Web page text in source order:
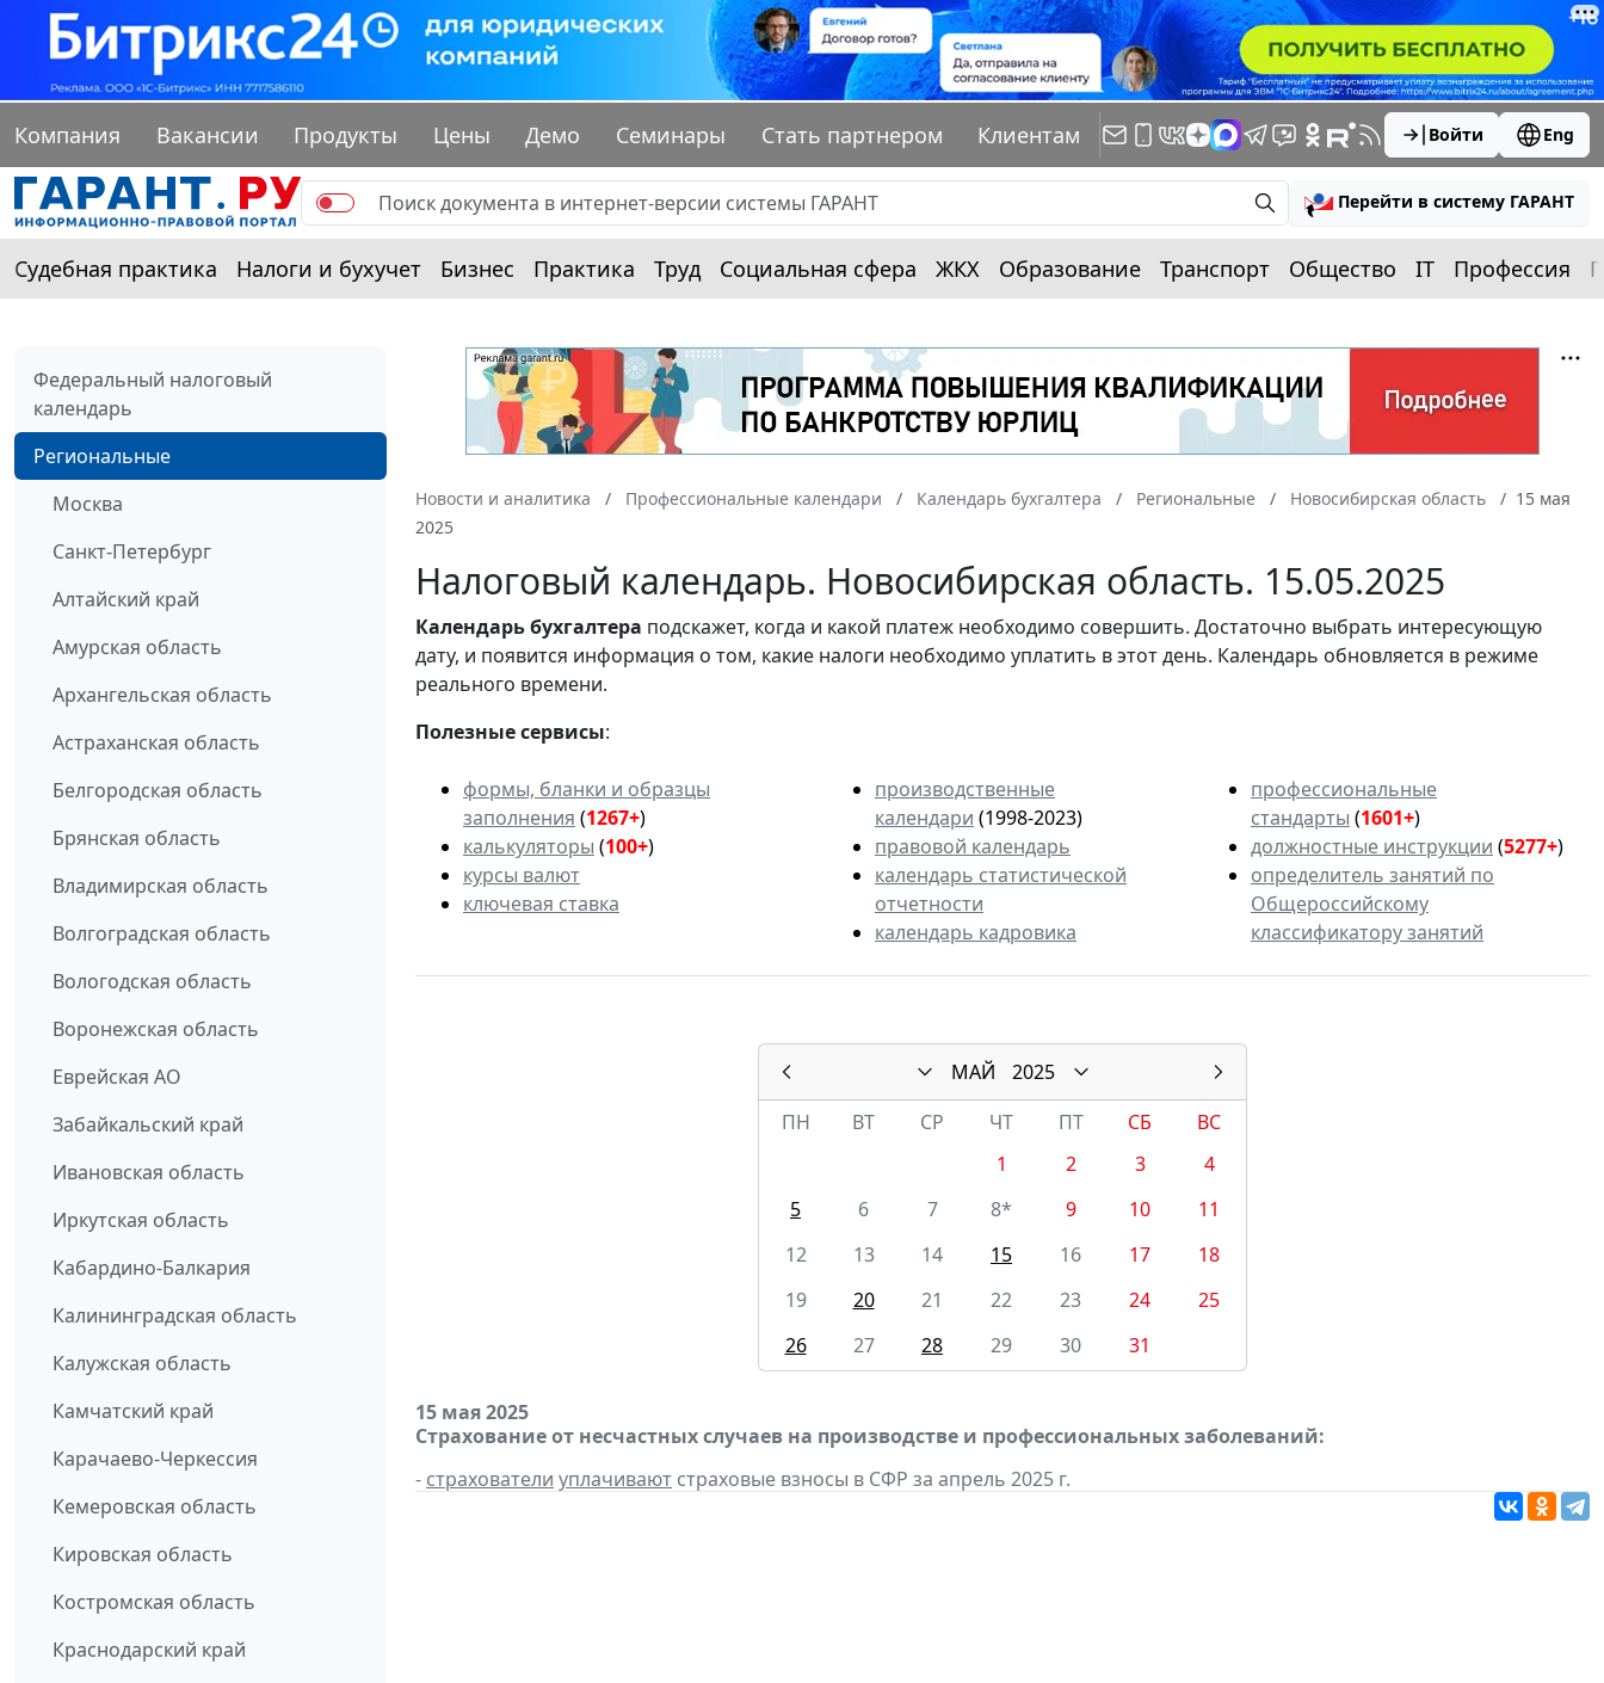
Компания Вакансии Продукты Цены Демо Семинары Стать партнером Клиентам Войти Eng
Перейти в систему ГАРАНТ
Судебная практика Налоги и бухучет Бизнес Практика Труд Социальная сфера ЖКХ Образование Транспорт Общество IT Профессия
Федеральный налоговый
календарь
Региональные
Москва
Санкт-Петербург
Алтайский край
Амурская область
Архангельская область
Астраханская область
Белгородская область
Брянская область
Владимирская область
Волгоградская область
Вологодская область
Воронежская область
Еврейская АО
Забайкальский край
Ивановская область
Иркутская область
Кабардино-Балкария
Калининградская область
Калужская область
Камчатский край
Карачаево-Черкессия
Кемеровская область
Кировская область
Костромская область
Краснодарский край
Новости и аналитика Профессиональные календари Календарь бухгалтера Региональные Новосибирская область
15 мая
2025
Налоговый календарь. Новосибирская область. 15.05.2025
Календарьбухгалтера подскажет, когда и какой платеж необходимо совершить. Достаточно выбрать интересующую
дату, и появится информация о том, какие налоги необходимо уплатить в этот день. Календарь обновляется в режиме
реального времени.
Полезные сервисы:
формы, бланки и образцы
заполнения (1267+)
калькуляторы (100+)
курсы валют
ключевая ставка
производственные
календари (1998-2023)
правовой календарь
календарь статистической
отчетности
календарь кадровика
профессиональные
стандарты (1601+)
должностные инструкции (5277+)
определитель занятий по
Общероссийскому
классификатору занятий
МАЙ
2025
ПН
ВТ СР ЧТ ПТ СБ
ВС
1
2 3
4
5
6 7 8* 9 10
11
12
13 14 15 16 17
18
19
20 21 22 23 24
25
26
27 28 29 30 31
15 мая 2025
Страхование от несчастных случаев на производстве и профессиональных заболеваний:
- страхователи уплачивают страховые взносы в СФР за апрель 2025 г.